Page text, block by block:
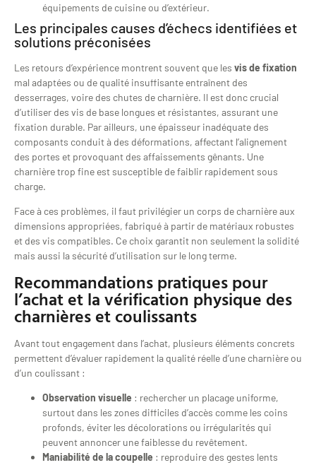
équipements de cuisine ou d’extérieur.
Les principales causes d’échecs identifiées et
solutions préconisées
Les retours d’expérience montrent souvent que les vis de fixation
mal adaptées ou de qualité insuffisante entraînent des
desserrages, voire des chutes de charnière. Il est donc crucial
d’utiliser des vis de base longues et résistantes, assurant une
fixation durable. Par ailleurs, une épaisseur inadéquate des
composants conduit à des déformations, affectant l’alignement
des portes et provoquant des affaissements gênants. Une
charnière trop fine est susceptible de faiblir rapidement sous
charge.
Face à ces problèmes, il faut privilégier un corps de charnière aux
dimensions appropriées, fabriqué à partir de matériaux robustes
et des vis compatibles. Ce choix garantit non seulement la solidité
mais aussi la sécurité d’utilisation sur le long terme.
Recommandations pratiques pour
l’achat et la vérification physique des
charnières et coulissants
Avant tout engagement dans l’achat, plusieurs éléments concrets
permettent d’évaluer rapidement la qualité réelle d’une charnière ou
d’un coulissant :
Observation visuelle : rechercher un placage uniforme,
surtout dans les zones difficiles d’accès comme les coins
profonds, éviter les décolorations ou irrégularités qui
peuvent annoncer une faiblesse du revêtement.
Maniabilité de la coupelle : reproduire des gestes lents